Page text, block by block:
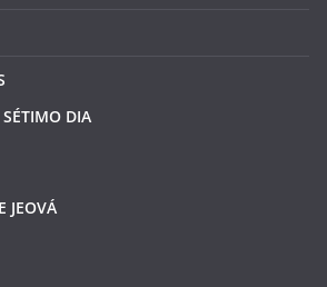
DIA
JEOVÁ